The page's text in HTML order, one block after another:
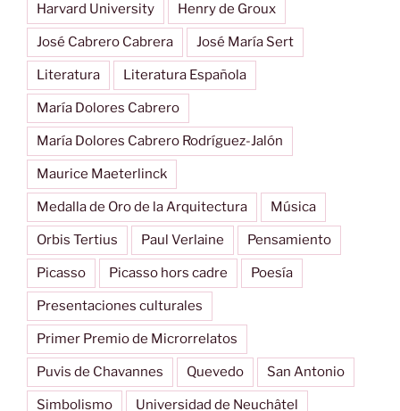
Harvard University Henry de Groux
José Cabrero Cabrera José María Sert
Literatura Literatura Española
María Dolores Cabrero
María Dolores Cabrero Rodríguez-Jalón
Maurice Maeterlinck
Medalla de Oro de la Arquitectura Música
Orbis Tertius Paul Verlaine Pensamiento
Picasso Picasso hors cadre Poesía
Presentaciones culturales
Primer Premio de Microrrelatos
Puvis de Chavannes Quevedo San Antonio
Simbolismo Universidad de Neuchâtel